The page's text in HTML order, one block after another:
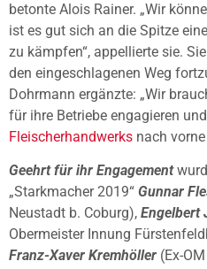
betonte Alois Rainer. „Wir
ist es gut sich an die Spitze
zu kämpfen“, appellierte sie.
den eingeschlagenen Weg
Dohrmann ergänzte: „Wir
für ihre Betriebe engagieren
Fleischerhandwerks nach
Geehrt für ihr Engagement
„Starkmacher 2019“ Gunnar
Neustadt b. Coburg), Engelbert
Obermeister Innung
Franz-Xaver Kremhöller (Ex-